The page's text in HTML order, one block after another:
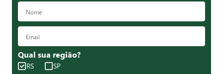
Qual sua região?
RS SP